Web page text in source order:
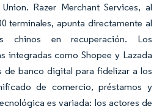
Razer Merchant Services, al
terminales, apunta directamente al
chinos en recuperación. Los
integradas como Shopee y Lazada
de banco digital para fidelizar a los
de comercio, préstamos y
es variada: los actores de